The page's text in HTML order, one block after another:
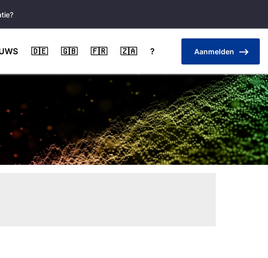
🇩🇪 🇬🇧 🇫🇷 🇿🇦 ? Aanmelden